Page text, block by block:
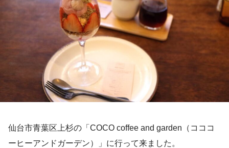
仙台市青葉区上杉の「COCO coffee and garden（コココ
ーヒーアンドガーデン）」に行って来ました。